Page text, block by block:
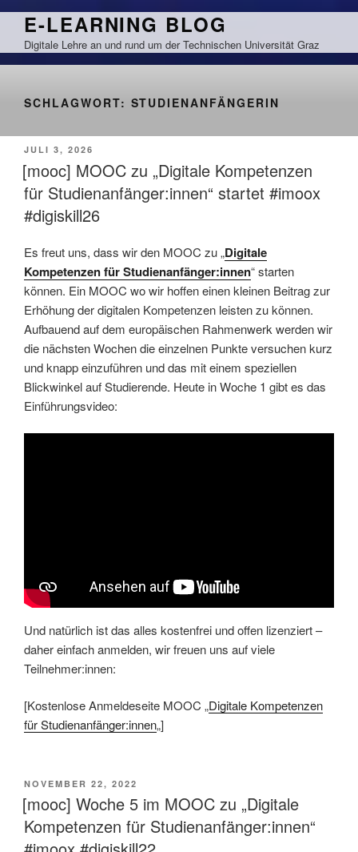
Zum
springen
E-LEARNING BLOG
Digitale Lehre an und rund um der Technischen Universität Graz
SCHLAGWORT: STUDIENANFÄNGERIN
VERÖFFENTLICHT
AM
JULI 3, 2026
[mooc] MOOC zu „Digitale Kompetenzen
für Studienanfänger:innen“ startet #imoox
#digiskill26
Es freut uns, dass wir den MOOC zu „Digitale
Kompetenzen für Studienanfänger:innen“ starten
können. Ein MOOC wo wir hoffen einen kleinen Beitrag zur
Erhöhung der digitalen Kompetenzen leisten zu können.
Aufbauend auf dem europäischen Rahmenwerk werden wir
die nächsten Wochen die einzelnen Punkte versuchen kurz
und knapp einzuführen und das mit einem speziellen
Blickwinkel auf Studierende. Heute in Woche 1 gibt es das
Einführungsvideo:
Und natürlich ist das alles kostenfrei und offen lizenziert –
daher einfach anmelden, wir freuen uns auf viele
Teilnehmer:innen:
[Kostenlose Anmeldeseite MOOC „Digitale Kompetenzen
für Studienanfänger:innen„]
VERÖFFENTLICHT
AM
NOVEMBER 22, 2022
[mooc] Woche 5 im MOOC zu „Digitale
Kompetenzen für Studienanfänger:innen“